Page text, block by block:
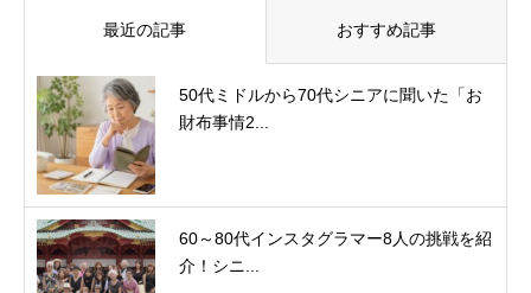
最近の記事 おすすめ記事
50代ミドルから70代シニアに聞いた「お
財布事情2...
60～80代インスタグラマー8人の挑戦を紹
介！シニ...